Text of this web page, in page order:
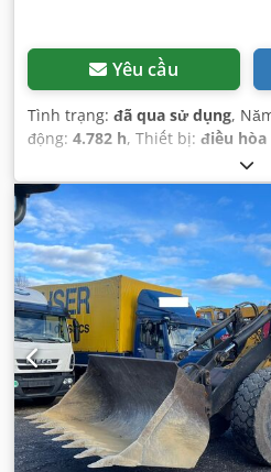
Yêu cầu
Tình trạng: đã qua sử dụng,
động: 4.782 h, Thiết bị: điều